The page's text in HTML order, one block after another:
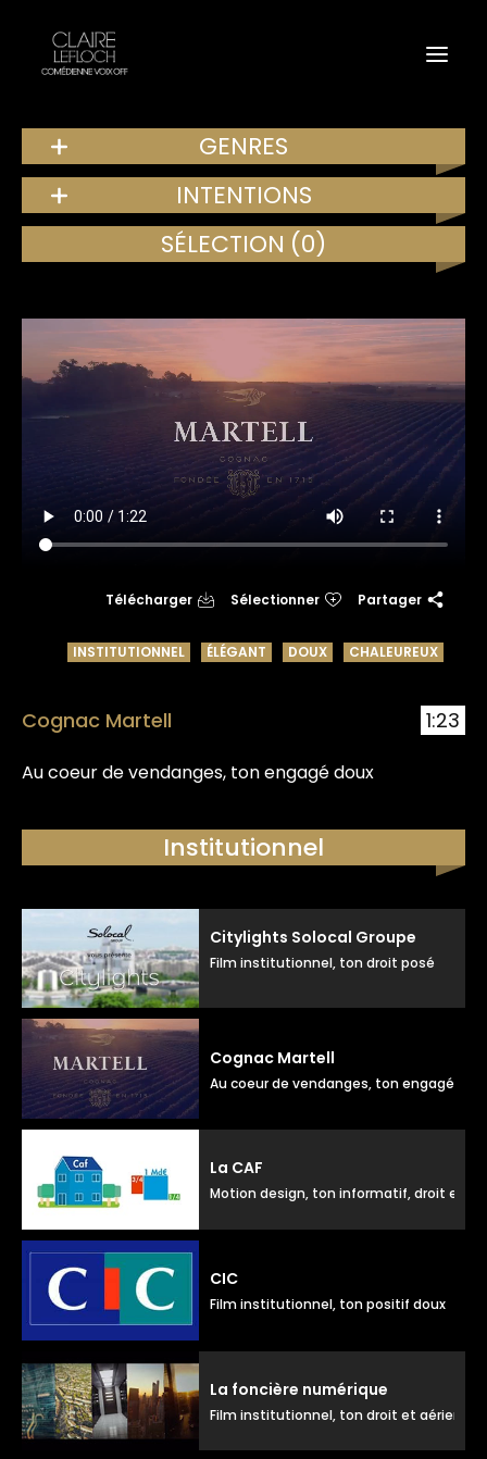
GENRES
INTENTIONS
SÉLECTION (0)
Cognac Martell 1:23
Au coeur de vendanges, ton engagé doux
Télécharger Sélectionner Partager
INSTITUTIONNEL ÉLÉGANT DOUX CHALEUREUX
Institutionnel
Citylights Solocal Groupe
Film institutionnel, ton droit posé
Cognac Martell
Au coeur de vendanges, ton engagé
La CAF
Motion design, ton informatif, droit et
CIC
Film institutionnel, ton positif doux
La foncière numérique
Film institutionnel, ton droit et aérien